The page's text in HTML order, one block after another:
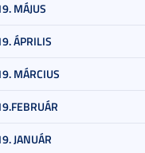
MÁJUS
ÁPRILIS
MÁRCIUS
JANUÁR